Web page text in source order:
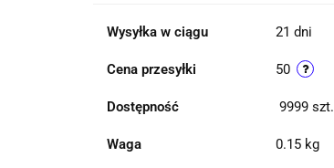
Wysyłka w ciągu 21 dni
Cena przesyłki 50
Dostępność 9999 szt.
Waga 0.15 kg